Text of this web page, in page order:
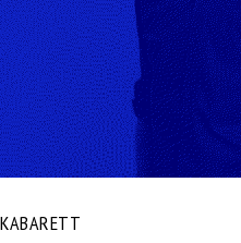
KABARETT